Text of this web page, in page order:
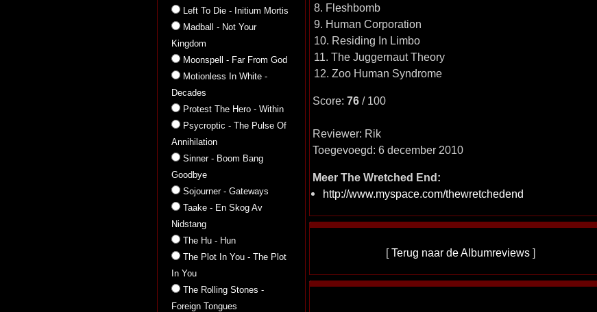
Left To Die - Initium Mortis
Madball - Not Your
Kingdom
Moonspell - Far From God
Motionless In White -
Decades
Protest The Hero - Within
Psycroptic - The Pulse Of
Annihilation
Sinner - Boom Bang
Goodbye
Sojourner - Gateways
Taake - En Skog Av
Nidstang
The Hu - Hun
The Plot In You - The Plot
In You
The Rolling Stones -
Foreign Tongues
8. Fleshbomb
9. Human Corporation
10. Residing In Limbo
11. The Juggernaut Theory
12. Zoo Human Syndrome
Score: 76/ 100
Reviewer: Rik
Toegevoegd: 6 december 2010
Meer The Wretched End:
http://www.myspace.com/thewretchedend
[Terug naar de Albumreviews ]